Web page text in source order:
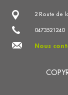
2 Route de
0473521240
Nous